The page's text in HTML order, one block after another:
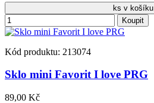
ks v košíku
Koupit
Kód produktu: 213074
Sklo mini Favorit I love PRG
89,00 Kč